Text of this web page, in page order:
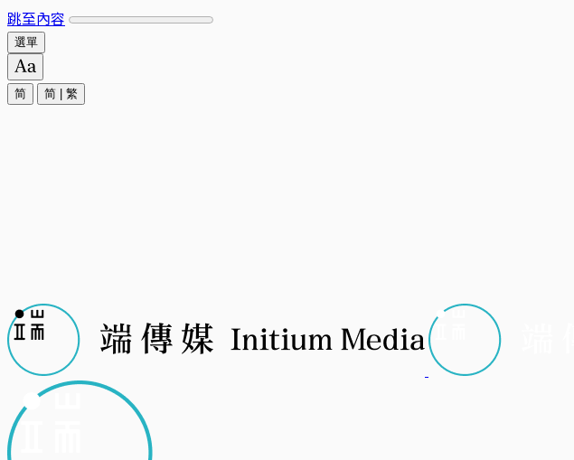
跳至內容
選單
简 简 繁